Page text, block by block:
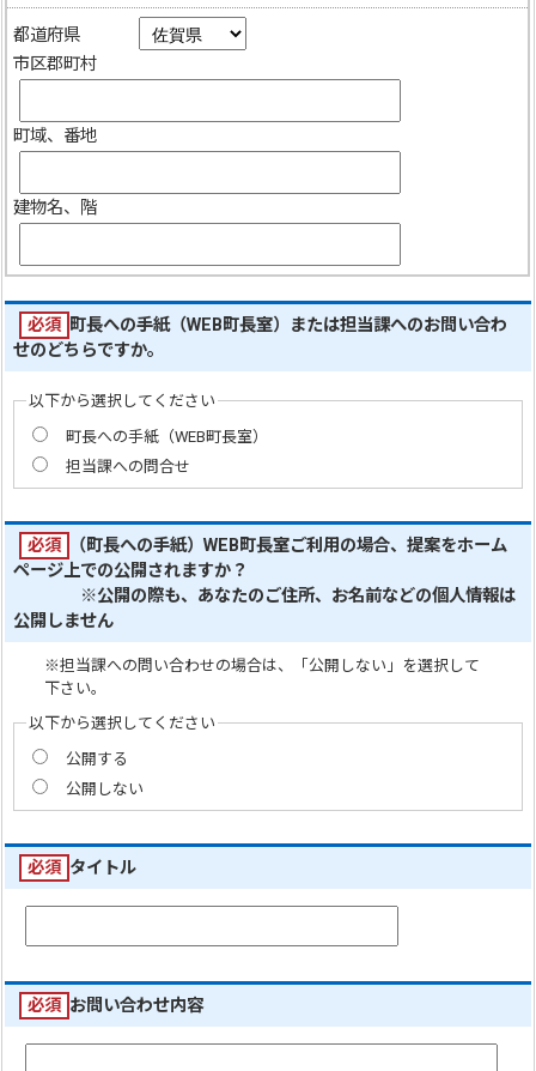
都道府県
市区郡町村
町域、番地
建物名、階
必須 町長への手紙（WEB町長室）または担当課へのお問い合わ
せのどちらですか。
以下から選択してください
町長への手紙（WEB町長室）
担当課への問合せ
必須
（町長への手紙）WEB町長室ご利用の場合、提案をホーム
ページ上での公開されますか？
※公開の際も、あなたのご住所、お名前などの個人情報は
公開しません
※担当課への問い合わせの場合は、「公開しない」を選択して
下さい。
以下から選択してください
公開する
公開しない
必須 タイトル
必須 お問い合わせ内容